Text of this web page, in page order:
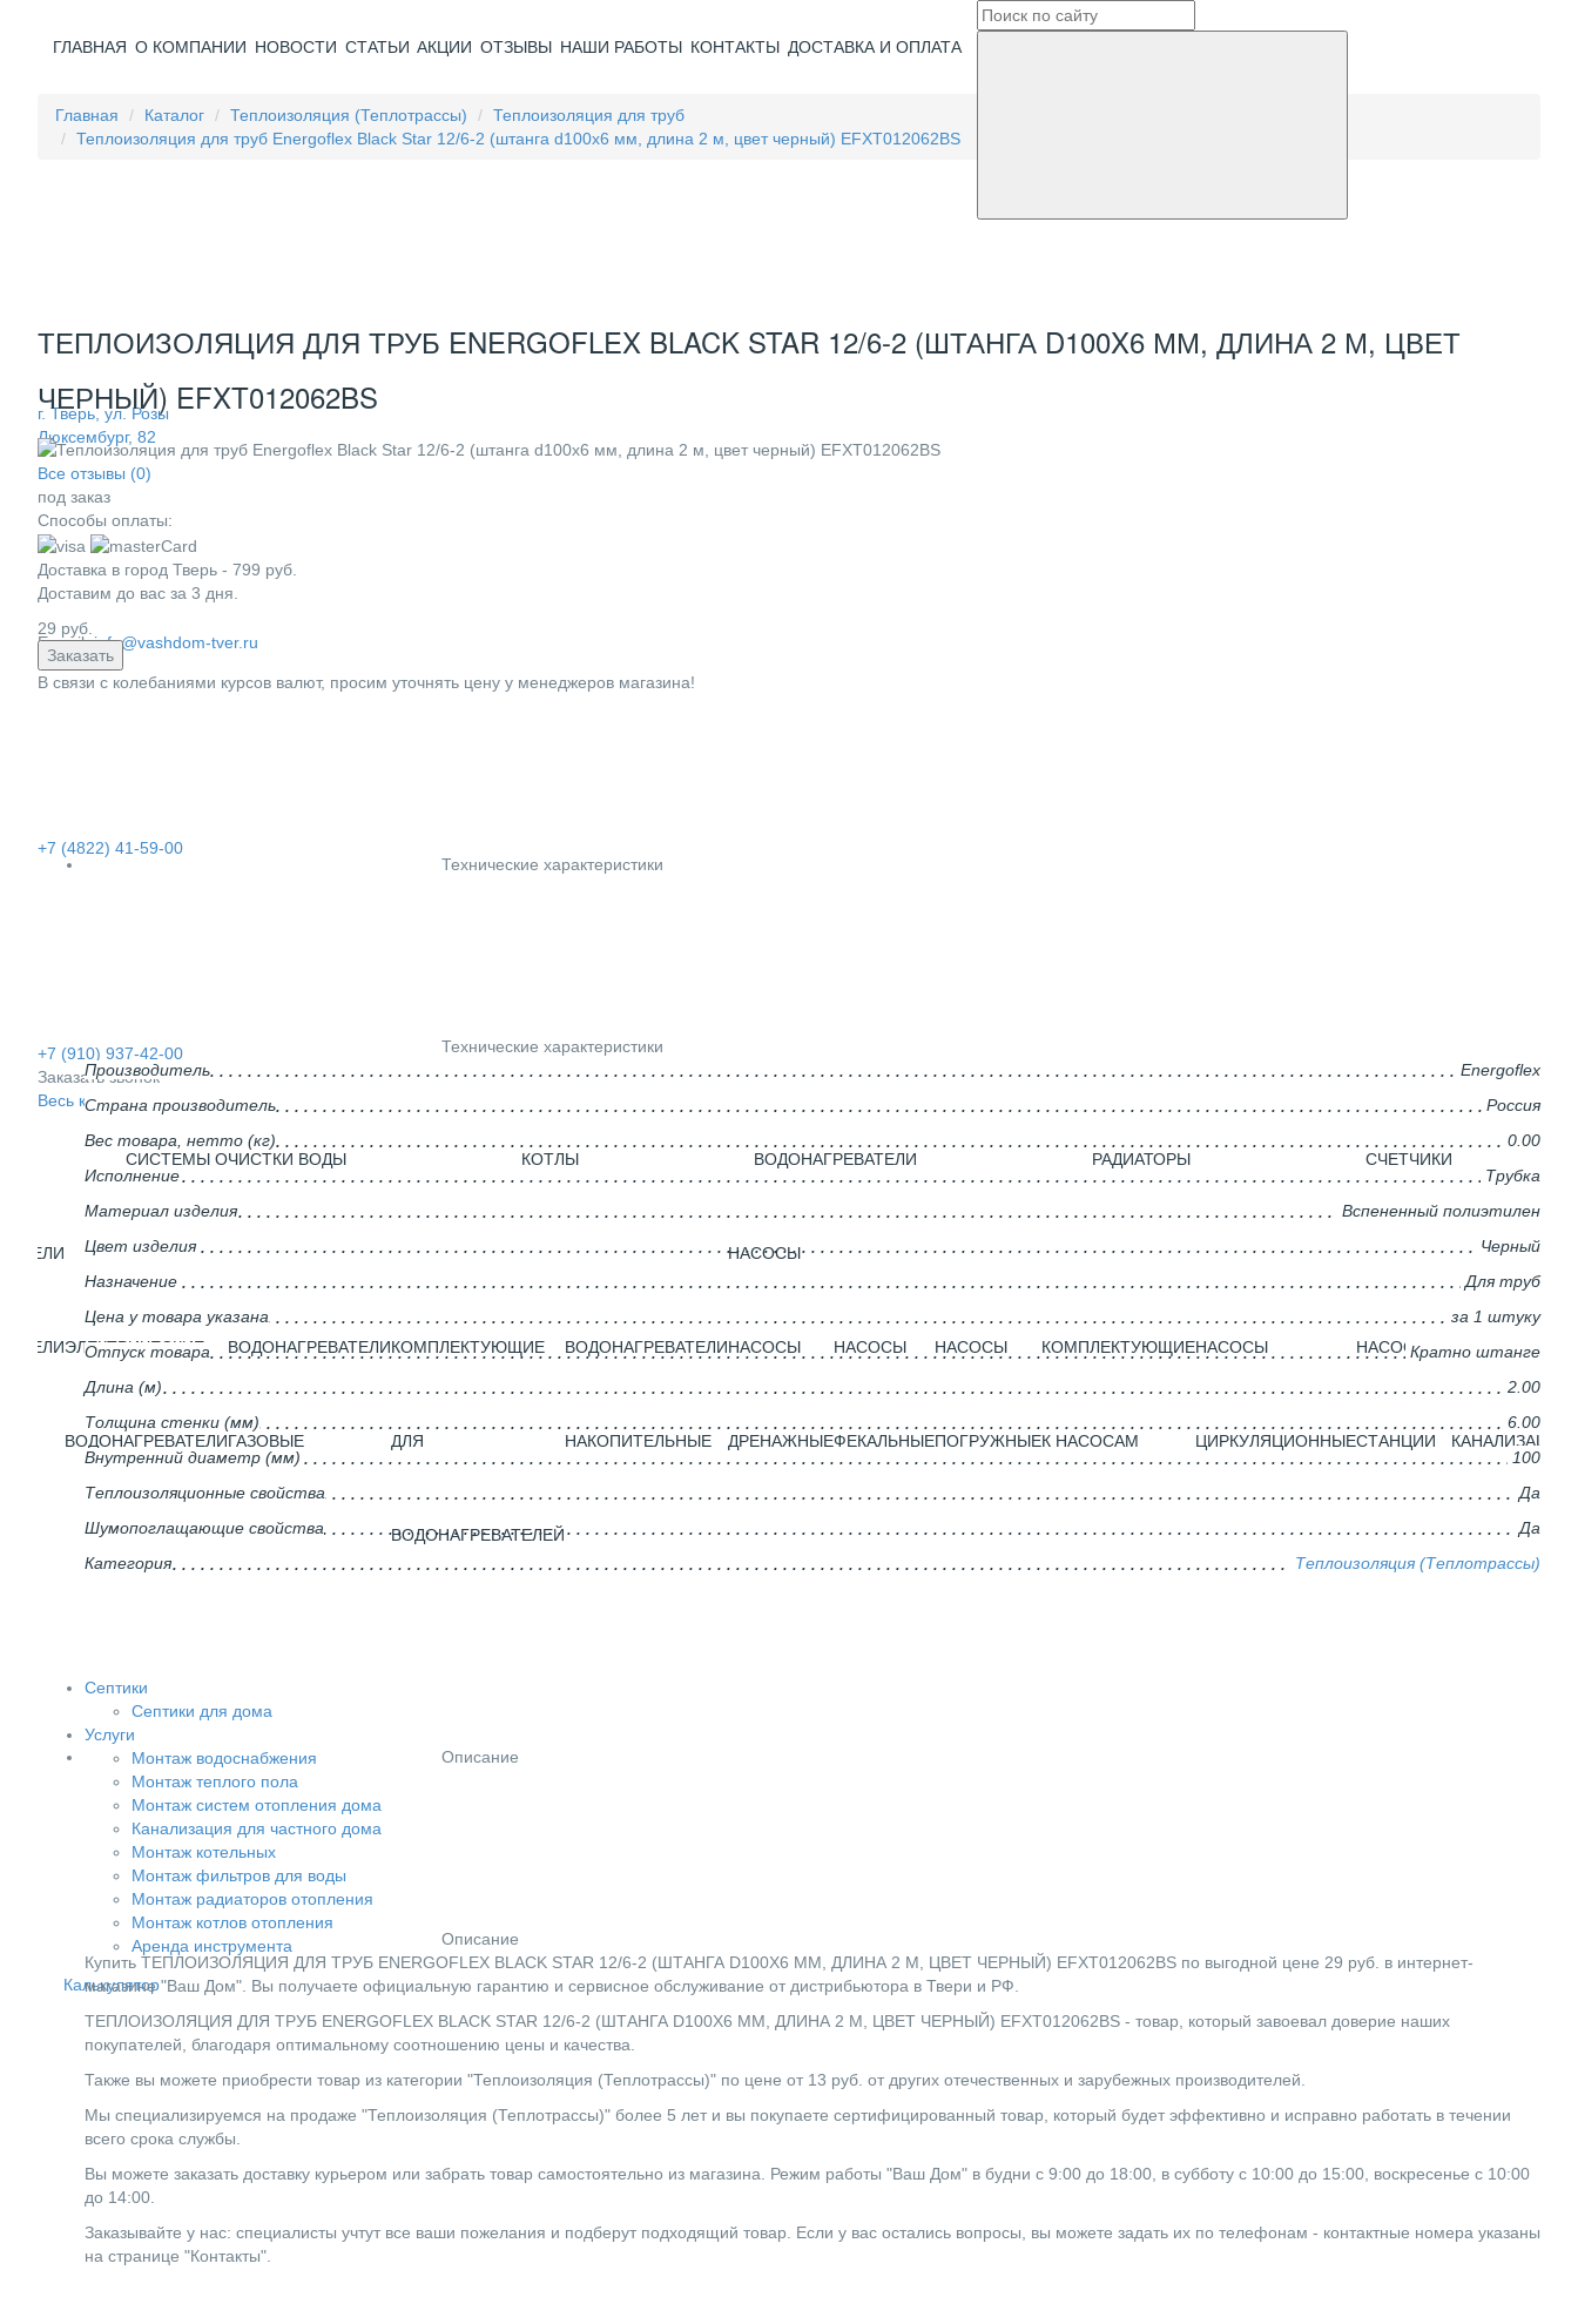
ГЛАВНАЯ О КОМПАНИИ НОВОСТИ СТАТЬИ АКЦИИ ОТЗЫВЫ НАШИ РАБОТЫ КОНТАКТЫ ДОСТАВКА И ОПЛАТА
г. Тверь, ул. Розы
Люксембург, 82
E-mail: info@vashdom-tver.ru
+7 (4822) 41-59-00
+7 (910) 937-42-00
Заказать звонок
Весь каталог
СИСТЕМЫ ОЧИСТКИ ВОДЫ КОТЛЫ ВОДОНАГРЕВАТЕЛИ РАДИАТОРЫ CЧЕТЧИКИ
ЭЛЕКТРИЧЕСКИЕ
ВОДОНАГРЕВАТЕЛИ
ВОДОНАГРЕВАТЕЛИ
ГАЗОВЫЕ
КОМПЛЕКТУЮЩИЕ
ДЛЯ
ВОДОНАГРЕВАТЕЛЕЙ
ВОДОНАГРЕВАТЕЛИ
НАКОПИТЕЛЬНЫЕ
НАСОСЫ
НАСОСЫ
ДРЕНАЖНЫЕ
НАСОСЫ
ФЕКАЛЬНЫЕ
НАСОСЫ
ПОГРУЖНЫЕ
КОМПЛЕКТУЮЩИЕ
К НАСОСАМ
НАСОСЫ
ЦИРКУЛЯЦИОННЫЕ
НАСОСНЫЕ
СТАНЦИИ
НАСОСЫ
Септики
Септики для дома
Услуги
Монтаж водоснабжения
Монтаж теплого пола
Монтаж систем отопления дома
Канализация для частного дома
Монтаж котельных
Монтаж фильтров для воды
Монтаж радиаторов отопления
Монтаж котлов отопления
Аренда инструмента
Калькулятор
Главная Каталог Теплоизоляция (Теплотрассы)
Теплоизоляция для труб
Теплоизоляция для труб Energoflex Black Star 12/6-2 (штанга d100x6 мм, длина 2 м, цвет черный) EFXT012062BS
ТЕПЛОИЗОЛЯЦИЯ ДЛЯ ТРУБ ENERGOFLEX BLACK STAR 12/6-2 (ШТАНГА D100X6 ММ, ДЛИНА 2 М, ЦВЕТ
ЧЕРНЫЙ) EFXT012062BS
Все отзывы (0)
под заказ
Способы оплаты:
Доставка в город Тверь - 799 руб.
Доставим до вас за 3 дня.
29 руб.
Заказать
В связи с колебаниями курсов валют, просим уточнять цену у менеджеров магазина!
Технические характеристики
Технические характеристики
Производитель
Energoflex
Страна производитель
Россия
Вес товара, нетто (кг)
0.00
Исполнение
Трубка
Материал изделия
Вспененный полиэтилен
Цвет изделия
Черный
Назначение
Для труб
Цена у товара указана
за 1 штуку
Отпуск товара
Кратно штанге
Длина (м)
2.00
Толщина стенки (мм)
6.00
Внутренний диаметр (мм)
100
Теплоизоляционные свойства
Да
Шумопоглащающие свойства
Да
Категория
Теплоизоляция (Теплотрассы)
Описание
Описание
Купить ТЕПЛОИЗОЛЯЦИЯ ДЛЯ ТРУБ ENERGOFLEX BLACK STAR 12/6-2 (ШТАНГА D100X6 ММ, ДЛИНА 2 М, ЦВЕТ ЧЕРНЫЙ) EFXT012062BS по выгодной цене 29 руб. в интернет-
магазине "Ваш Дом". Вы получаете официальную гарантию и сервисное обслуживание от дистрибьютора в Твери и РФ.
ТЕПЛОИЗОЛЯЦИЯ ДЛЯ ТРУБ ENERGOFLEX BLACK STAR 12/6-2 (ШТАНГА D100X6 ММ, ДЛИНА 2 М, ЦВЕТ ЧЕРНЫЙ) EFXT012062BS - товар, который завоевал доверие наших
покупателей, благодаря оптимальному соотношению цены и качества.
Также вы можете приобрести товар из категории "Теплоизоляция (Теплотрассы)" по цене от 13 руб. от других отечественных и зарубежных производителей.
Мы специализируемся на продаже "Теплоизоляция (Теплотрассы)" более 5 лет и вы покупаете сертифицированный товар, который будет эффективно и исправно работать в течении
всего срока службы.
Вы можете заказать доставку курьером или забрать товар самостоятельно из магазина. Режим работы "Ваш Дом" в будни с 9:00 до 18:00, в субботу с 10:00 до 15:00, воскресенье с 10:00
до 14:00.
Заказывайте у нас: специалисты учтут все ваши пожелания и подберут подходящий товар. Если у вас остались вопросы, вы можете задать их по телефонам - контактные номера указаны
на странице "Контакты".